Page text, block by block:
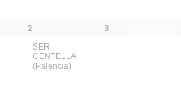
2
SER
CENTELLA
(Palencia)
3